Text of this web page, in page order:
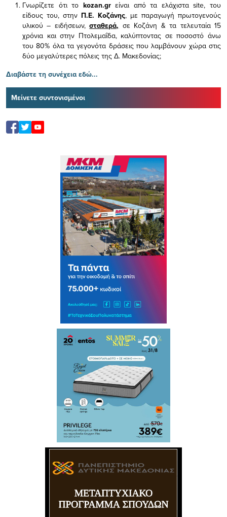
Γνωρίζετε ότι το kozan.gr είναι από τα ελάχισταsite, του
είδους του, στην Π.Ε. Κοζάνης, με παραγωγή πρωτογενούς
υλικού – ειδήσεων,σταθερά, σε Κοζάνη & τα τελευταία 15
χρόνια και στην Πτολεμαΐδα, καλύπτοντας σε ποσοστό άνω
του 80% όλα τα γεγονότα δράσεις που λαμβάνουν χώρα στις
δύο μεγαλύτερες πόλεις της Δ. Μακεδονίας;
Διαβάστε τη συνέχεια εδώ...
Μείνετε συντονισμένοι